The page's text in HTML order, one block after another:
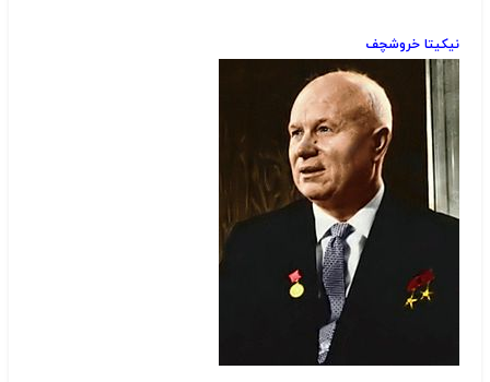
نیکیتا خروشچف